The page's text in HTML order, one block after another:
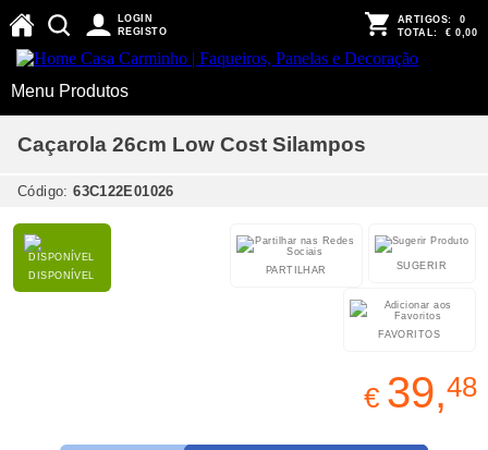
LOGIN
REGISTO
ARTIGOS: 0
TOTAL: € 0,00
Menu Produtos
Caçarola 26cm Low Cost Silampos
Código:63C122E01026
DISPONÍVEL
SUGERIR
PARTILHAR
FAVORITOS
€ 39,48